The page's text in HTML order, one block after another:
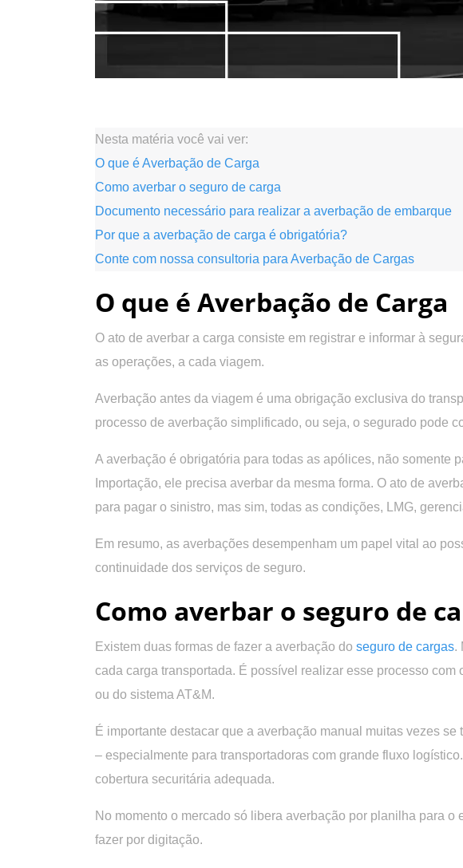
Nesta matéria você vai ver:
O que é Averbação de Carga
Como averbar o seguro de carga
Documento necessário para realizar a averbação de embarque
Por que a averbação de carga é obrigatória?
Conte com nossa consultoria para Averbação de Cargas
O que é Averbação de Carga
O ato de averbar a carga consiste em registrar e informar à
as operações, a cada viagem.
Averbação antes da viagem é uma obrigação exclusiva do
processo de averbação simplificado, ou seja, o segurado pode
A averbação é obrigatória para todas as apólices, não somente
Importação, ele precisa averbar da mesma forma. O ato de
para pagar o sinistro, mas sim, todas as condições, LMG,
Em resumo, as averbações desempenham um papel vital ao
continuidade dos serviços de seguro.
Como averbar o seguro de
Existem duas formas de fazer a averbação do seguro de cargas.
cada carga transportada. É possível realizar esse processo
ou do sistema AT&M.
É importante destacar que a averbação manual muitas vezes
– especialmente para transportadoras com grande fluxo
cobertura securitária adequada.
No momento o mercado só libera averbação por planilha para
fazer por digitação.